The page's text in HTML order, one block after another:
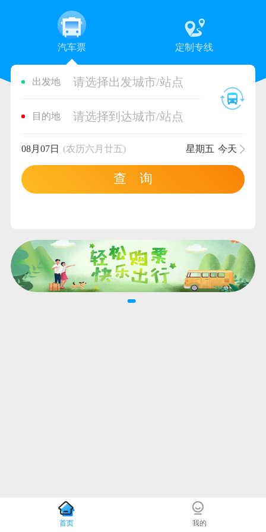
汽车票 定制专线
出发地 请选择出发城市/站点
目的地 请选择到达城市/站点
08月07日 (农历六月廿五) 星期五 今天
查 询
首页 我的